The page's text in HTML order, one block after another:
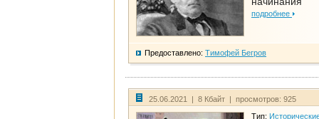
подробнее
Предоставлено: Тимофей Бегров
25.06.2021 | 8 Кбайт | просмотров: 925
Тип: